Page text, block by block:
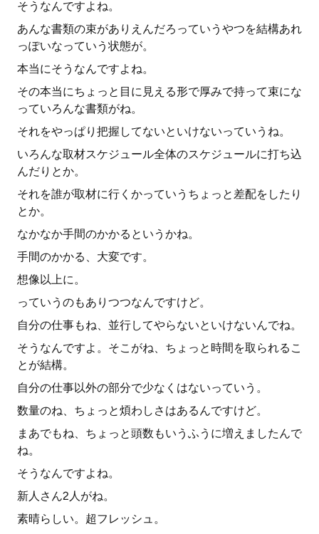
そうなんですよね。
あんな書類の束がありえんだろっていうやつを結構あれ
っぽいなっていう状態が。
本当にそうなんですよね。
その本当にちょっと目に見える形で厚みで持って束にな
っていろんな書類がね。
それをやっぱり把握してないといけないっていうね。
いろんな取材スケジュール全体のスケジュールに打ち込
んだりとか。
それを誰が取材に行くかっていうちょっと差配をしたり
とか。
なかなか手間のかかるというかね。
手間のかかる、大変です。
想像以上に。
っていうのもありつつなんですけど。
自分の仕事もね、並行してやらないといけないんでね。
そうなんですよ。そこがね、ちょっと時間を取られるこ
とが結構。
自分の仕事以外の部分で少なくはないっていう。
数量のね、ちょっと煩わしさはあるんですけど。
まあでもね、ちょっと頭数もいうふうに増えましたんで
ね。
そうなんですよね。
新人さん2人がね。
素晴らしい。超フレッシュ。